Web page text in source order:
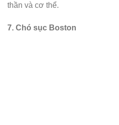
thần và cơ thể.
7. Chó sục Boston